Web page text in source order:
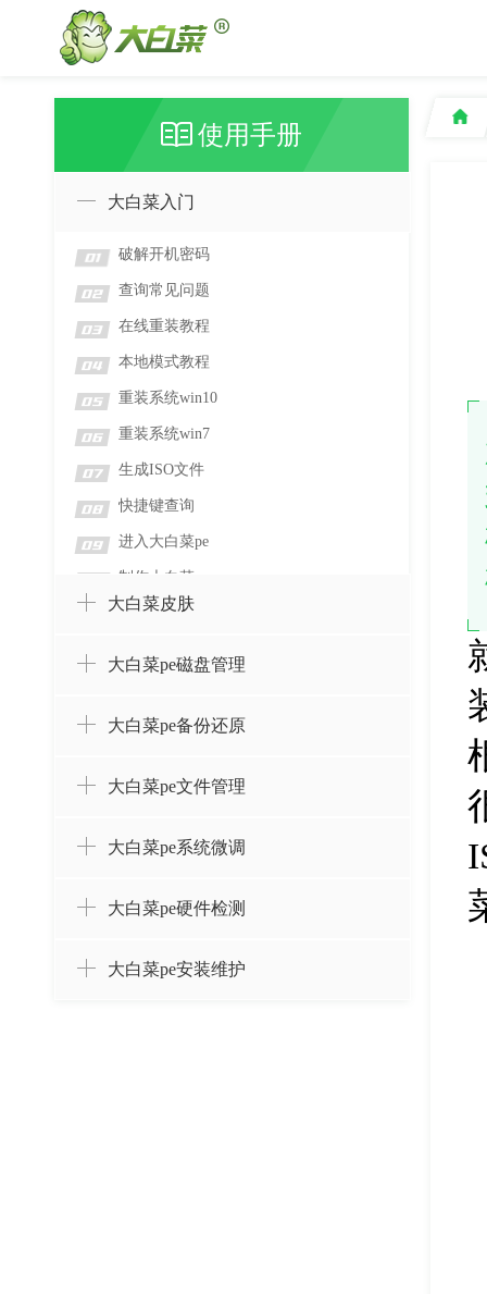
使用手册
大白菜入门
01 破解开机密码
02 查询常见问题
03 在线重装教程
04 本地模式教程
05 重装系统win10
06 重装系统win7
07 生成ISO文件
08 快捷键查询
09 进入大白菜pe
制作大白菜
大白菜皮肤
大白菜pe磁盘管理
大白菜pe备份还原
大白菜pe文件管理
大白菜pe系统微调
大白菜pe硬件检测
大白菜pe安装维护